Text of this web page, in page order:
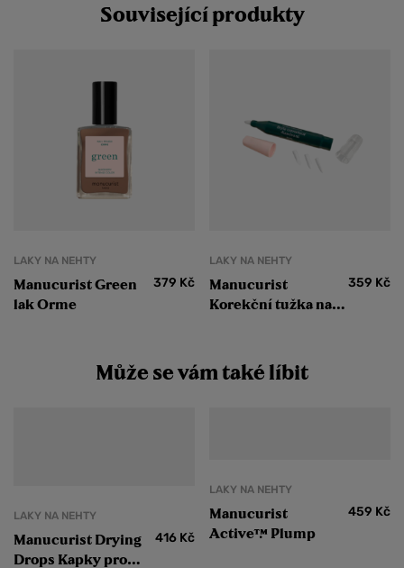
Související produkty
LAKY NA NEHTY
Manucurist Green
lak Orme
379 Kč
LAKY NA NEHTY
Manucurist
Korekční tužka na
359 Kč
Může se vám také líbit
LAKY NA NEHTY
Manucurist Drying
Drops Kapky pro
416 Kč
LAKY NA NEHTY
Manucurist
Active™ Plump
459 Kč